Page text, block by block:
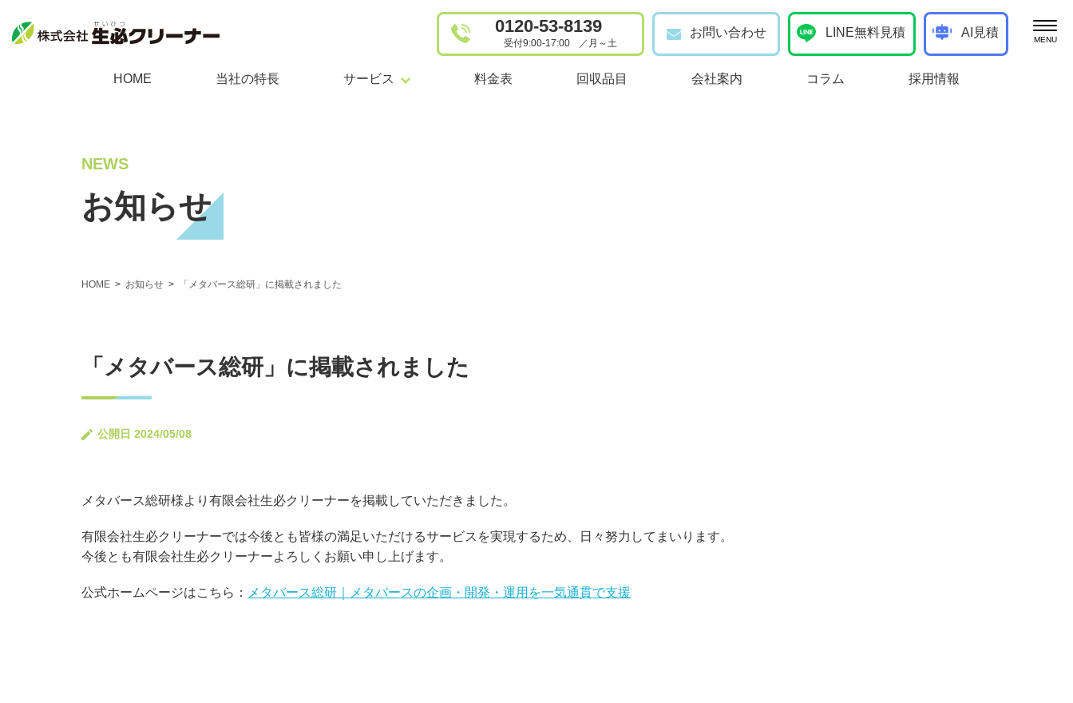
0120-53-8139
受付9:00-17:00 ／ 月～土
お問い合わせ LINE無料見積 AI見積
生必クリーナーについて
採用情報
サイトマップ
個人向けサービス 事業者向けサービス ブログ
HOME 当社の特長 サービス
ゴミ屋敷清掃
料金表 回収品目 会社案内 コラム 採用情報
NEWS
お知らせ
HOME お知らせ 「メタバース総研」に掲載されました
「メタバース総研」に掲載されました
公開日 2024/05/08
メタバース総研様より有限会社生必クリーナーを掲載していただきました。
有限会社生必クリーナーでは今後とも皆様の満足いただけるサービスを実現するため、日々努力してまいります。
今後とも有限会社生必クリーナーよろしくお願い申し上げます。
公式ホームページはこちら： メタバース総研｜メタバースの企画・開発・運用を一気通貫で支援